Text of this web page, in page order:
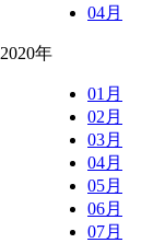
04月
2020年
01月
02月
03月
04月
05月
06月
07月